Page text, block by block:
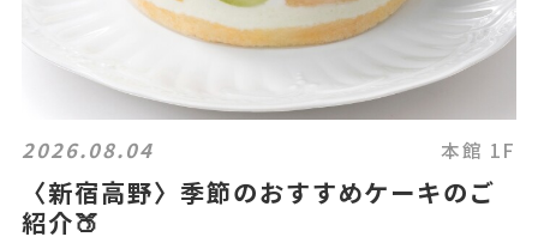
2026.08.04 本館 1F
〈新宿高野〉季節のおすすめケーキのご
紹介🍑